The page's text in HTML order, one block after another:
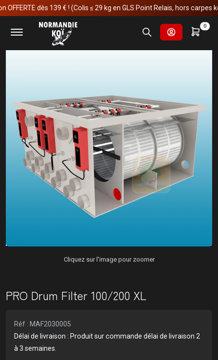
dès 139 € ! (Colis ≤ 29 kg en GLS Point Relais, hors carpes koï)
0
Accueil Matériels Red Label PRO Drum Filter 100/200 XL
Cliquez sur l'image pour zoomer
PRO Drum Filter 100/200 XL
Réf : MAF2030005
Délai de livraison : Produit sur commande délai de livraison 2
à 3 semaines.